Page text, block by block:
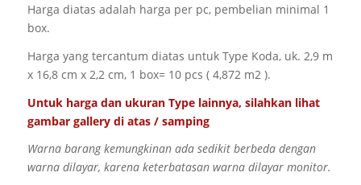
Harga diatas adalah harga per pc, pembelian minimal 1
box.
Harga yang tercantum diatas untuk Type Koda, uk. 2,9 m
x 16,8 cm x 2,2 cm, 1 box= 10 pcs ( 4,872 m2 ).
Untuk harga dan ukuran Type lainnya, silahkan lihat
gambar gallery di atas / samping
Warna barang kemungkinan ada sedikit berbeda dengan
warna dilayar, karena keterbatasan warna dilayar monitor.